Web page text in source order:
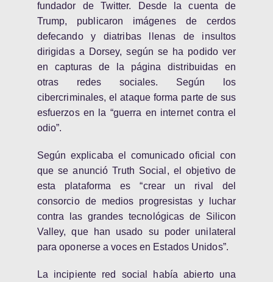
fundador de Twitter. Desde la cuenta de
Trump, publicaron imágenes de cerdos
defecando y diatribas llenas de insultos
dirigidas a Dorsey, según se ha podido ver
en capturas de la página distribuidas en
otras redes sociales. Según los
cibercriminales, el ataque forma parte de sus
esfuerzos en la “guerra en internet contra el
odio”.
Según explicaba el comunicado oficial con
que se anunció Truth Social, el objetivo de
esta plataforma es “crear un rival del
consorcio de medios progresistas y luchar
contra las grandes tecnológicas de Silicon
Valley, que han usado su poder unilateral
para oponerse a voces en Estados Unidos”.
La incipiente red social había abierto una